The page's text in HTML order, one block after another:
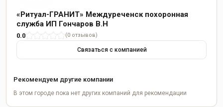
«Ритуал-ГРАНИТ» Междуреченск похоронная
служба ИП Гончаров В.Н
0.0 (0 отзывов)
Связаться с компанией
Рекомендуем другие компании
В этом городе пока нет других компаний для рекомендации